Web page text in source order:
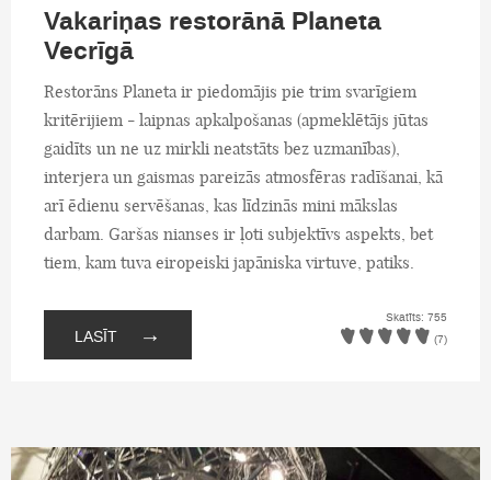
Vakariņas restorānā Planeta
Vecrīgā
Restorāns Planeta ir piedomājis pie trim svarīgiem
kritērijiem - laipnas apkalpošanas (apmeklētājs jūtas
gaidīts un ne uz mirkli neatstāts bez uzmanības),
interjera un gaismas pareizās atmosfēras radīšanai, kā
arī ēdienu servēšanas, kas līdzinās mini mākslas
darbam. Garšas nianses ir ļoti subjektīvs aspekts, bet
tiem, kam tuva eiropeiski japāniska virtuve, patiks.
LASĪT →
Skatīts: 755
(7)